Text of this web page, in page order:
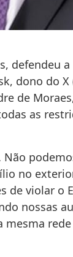
defendeu
dono do
de
as
no
de violar o
nossas
mesma